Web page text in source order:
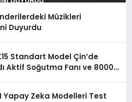
Müzikleri
Duyurdu
Standart Model Çin’de
Aktif Soğutma Fanı ve 8000
Yapay Zeka Modelleri Test